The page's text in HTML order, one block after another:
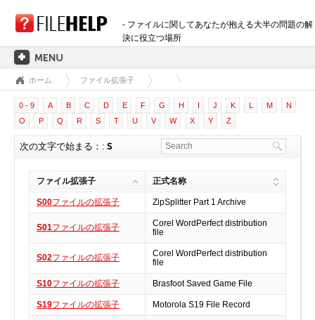
- ファイルに関してあなたが抱える大半の問題の解
決に役立つ場所
ホーム
拡張子のカテゴリー
3D画像ファイル
音声ファイル
CADファイル
圧縮ファイル
データファイル
ディスクイメージファイル
暗号化されたファイル
ホーム ファイル拡張子
0 - 9 A B C D E F G H I J K L M
N
O
P Q R S T U V W X Y Z
次の文字で始まる：: S
ファイル拡張子 正式名称
S00ファイルの拡張子 ZipSplitter Part 1 Archive
S01ファイルの拡張子
Corel WordPerfect distribution
file
S02ファイルの拡張子
Corel WordPerfect distribution
file
S10ファイルの拡張子 Brasfoot Saved Game File
S19ファイルの拡張子 Motorola S19 File Record